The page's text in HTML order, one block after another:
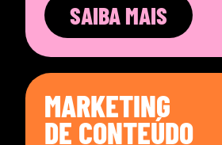
SAIBA MAIS
MARKETING
DE CONTEÚDO